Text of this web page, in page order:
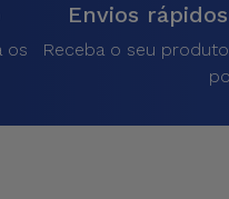
os
Envios
Receba o seu